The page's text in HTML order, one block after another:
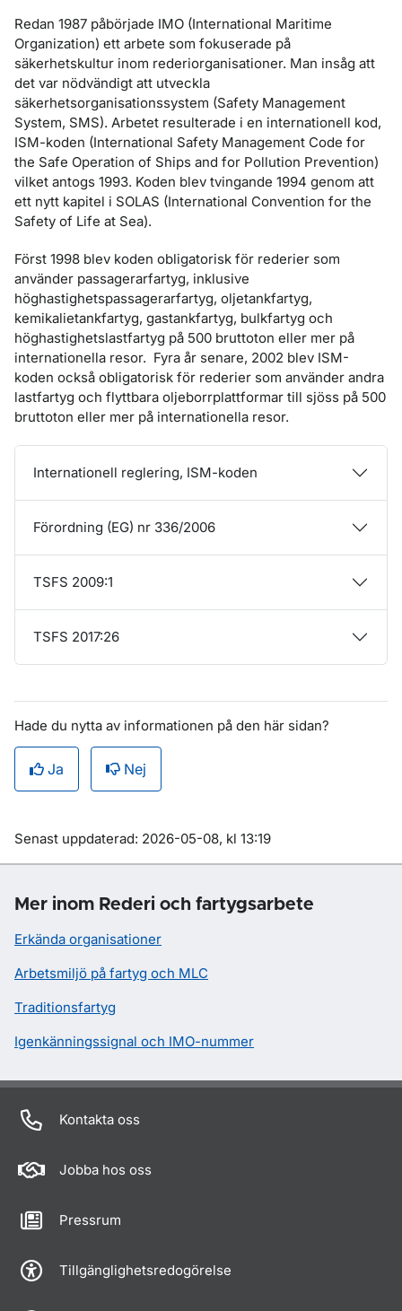
Redan 1987 påbörjade IMO (International Maritime
Organization) ett arbete som fokuserade på
säkerhetskultur inom rederiorganisationer. Man insåg att
det var nödvändigt att utveckla
säkerhetsorganisationssystem (Safety Management
System, SMS). Arbetet resulterade i en internationell kod,
ISM-koden (International Safety Management Code for
the Safe Operation of Ships and for Pollution Prevention)
vilket antogs 1993. Koden blev tvingande 1994 genom att
ett nytt kapitel i SOLAS (International Convention for the
Safety of Life at Sea).
Först 1998 blev koden obligatorisk för rederier som
använder passagerarfartyg, inklusive
höghastighetspassagerarfartyg, oljetankfartyg,
kemikalietankfartyg, gastankfartyg, bulkfartyg och
höghastighetslastfartyg på 500 bruttoton eller mer på
internationella resor. Fyra år senare, 2002 blev ISM-
koden också obligatorisk för rederier som använder andra
lastfartyg och flyttbara oljeborrplattformar till sjöss på 500
bruttoton eller mer på internationella resor.
Internationell reglering, ISM-koden
Förordning (EG) nr 336/2006
TSFS 2009:1
TSFS 2017:26
Hade du nytta av informationen på den här sidan?
Ja Nej
Om sidan
Senast uppdaterad: 2026-05-08, kl 13:19
Mer inom Rederi och fartygsarbete
Erkända organisationer
Arbetsmiljö på fartyg och MLC
Traditionsfartyg
Igenkänningssignal och IMO-nummer
Kontakta oss
Jobba hos oss
Pressrum
Tillgänglighetsredogörelse